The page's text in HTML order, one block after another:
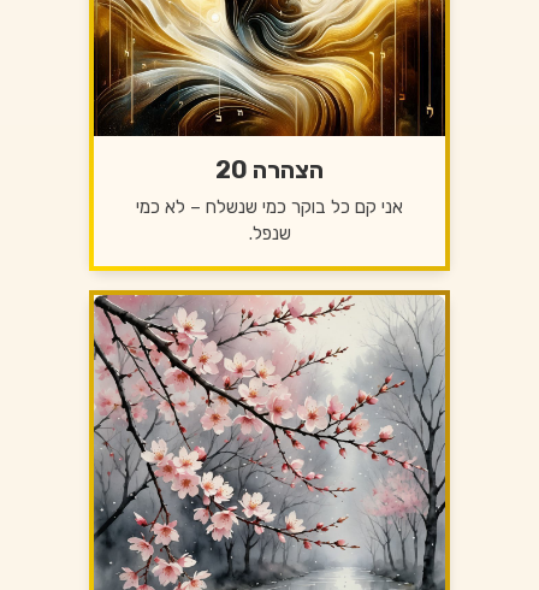
הצהרה 20
אני קם כל בוקר כמי שנשלח – לא כמי
שנפל.